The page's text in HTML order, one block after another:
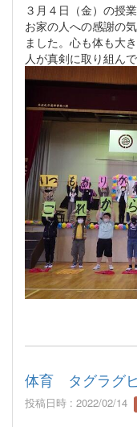
３月４日（金）の授
お家の人への感謝の
ました。心も体も大
人が真剣に取り組んで
体育 タグラグ
投稿日時 : 2022/02/14